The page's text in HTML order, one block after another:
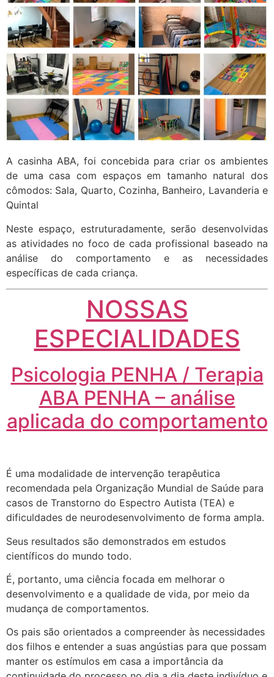
A casinha ABA, foi concebida para criar os ambientes
de uma casa com espaços em tamanho natural dos
cômodos: Sala, Quarto, Cozinha, Banheiro, Lavanderia e
Quintal
Neste espaço, estruturadamente, serão desenvolvidas
as atividades no foco de cada profissional baseado na
análise do comportamento e as necessidades
específicas de cada criança.
NOSSAS
ESPECIALIDADES
Psicologia PENHA / Terapia
ABA PENHA – análise
aplicada do comportamento
É uma modalidade de intervenção terapêutica
recomendada pela Organização Mundial de Saúde para
casos de Transtorno do Espectro Autista (TEA) e
dificuldades de neurodesenvolvimento de forma ampla.
Seus resultados são demonstrados em estudos
científicos do mundo todo.
É, portanto, uma ciência focada em melhorar o
desenvolvimento e a qualidade de vida, por meio da
mudança de comportamentos.
Os pais são orientados a compreender às necessidades
dos filhos e entender a suas angústias para que possam
manter os estímulos em casa a importância da